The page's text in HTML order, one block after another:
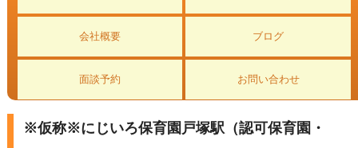
会社概要 ブログ
面談予約 お問い合わせ
※仮称※にじいろ保育園戸塚駅（認可保育園・